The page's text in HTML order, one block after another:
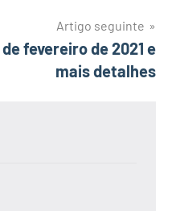
Artigo seguinte
fevereiro de 2021 e
mais detalhes